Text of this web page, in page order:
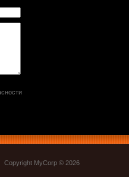
Copyright MyCorp © 2026